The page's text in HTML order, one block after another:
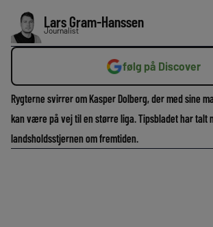
Lars Gram-Hanssen
Journalist
følg på Discover
Rygterne svirrer om Kasper Dolberg, der med sine
kan være på vej til en større liga. Tipsbladet har talt
landsholdsstjernen om fremtiden.